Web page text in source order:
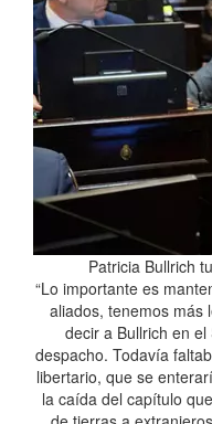
Patricia Bullrich
“Lo importante es
aliados, tenemos más
decir a Bullrich en
despacho. Todavía
libertario, que se
la caída del capítulo